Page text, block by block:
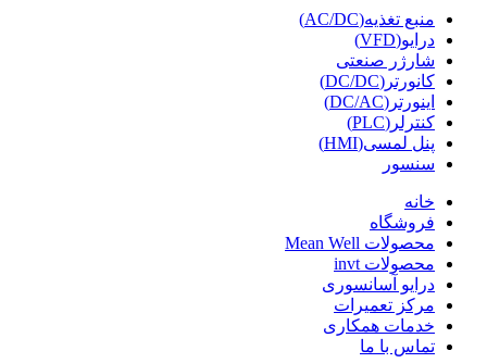
منبع تغذیه(AC/DC)
درایو(VFD)
شارژر صنعتی
کانورتر(DC/DC)
اینورتر(DC/AC)
کنترلر(PLC)
پنل لمسی(HMI)
سنسور
خانه
فروشگاه
محصولات Mean Well
محصولات invt
درایو آسانسوری
مرکز تعمیرات
خدمات همکاری
تماس با ما